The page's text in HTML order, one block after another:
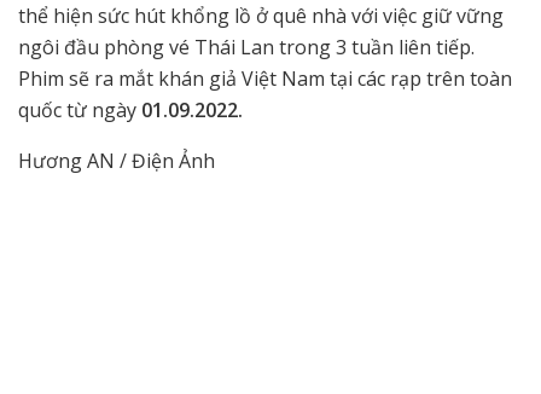
thể hiện sức hút khổng lồ ở quê nhà với việc giữ vững
ngôi đầu phòng vé Thái Lan trong 3 tuần liên tiếp.
Phim sẽ ra mắt khán giả Việt Nam tại các rạp trên toàn
quốc từ ngày 01.09.2022.
Hương AN / Điện Ảnh